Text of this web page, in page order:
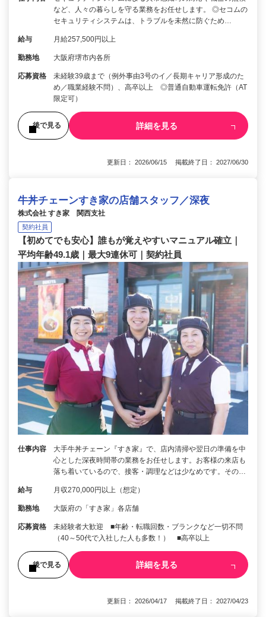
など、人々の暮らしを守る業務をお任せします。 ◎セコムの
セキュリティシステムは、トラブルを未然に防ぐため…
給与 月給257,500円以上
勤務地 大阪府堺市内各所
応募資格
未経験39歳まで（例外事由3号のイ／長期キャリア形成のた
め／職業経験不問）、高卒以上 ◎普通自動車運転免許（AT
限定可）
後で見る 詳細を見る
更新日： 2026/06/15 掲載終了日： 2027/06/30
牛丼チェーンすき家の店舗スタッフ／深夜
株式会社 すき家 関西支社
契約社員
【初めてでも安心】誰もが覚えやすいマニュアル確立｜
平均年齢49.1歳｜最大9連休可｜契約社員
仕事内容
大手牛丼チェーン『すき家』で、店内清掃や翌日の準備を中
心とした深夜時間帯の業務をお任せします。お客様の来店も
落ち着いているので、接客・調理などは少なめです。その…
給与 月収270,000円以上（想定）
勤務地 大阪府の「すき家」各店舗
応募資格
未経験者大歓迎 ■年齢・転職回数・ブランクなど一切不問
（40～50代で入社した人も多数！） ■高卒以上
後で見る 詳細を見る
更新日： 2026/04/17 掲載終了日： 2027/04/23